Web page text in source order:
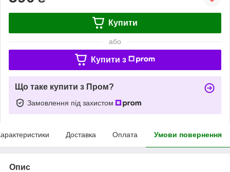
Купити
або
Купити з
Що таке купити з Пром?
Замовлення під захистом
Доставка Оплата Умови повернення
Опис